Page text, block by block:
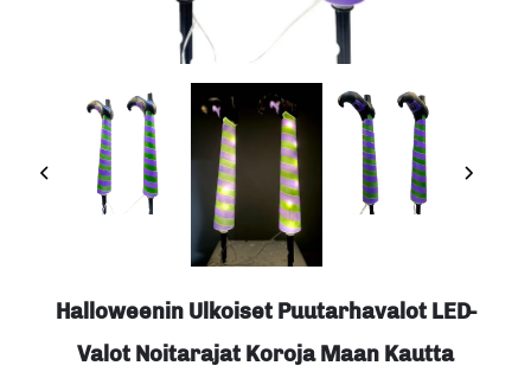
Halloweenin Ulkoiset Puutarhavalot LED-
Valot Noitarajat Koroja Maan Kautta